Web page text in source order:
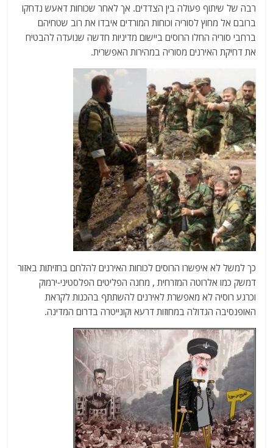
רבה של שיתוף פעולה בין הצדדים. אך לאחר שכוחות דאעש נדחקו
ברובם אל מחוץ לסוריה וכוחות המורדים איבדו את רוב שטחיהם
ברחבי סוריה החלו הרוסים ביישום מדיניות חדשה שנועדה להבטיח
את דחיקת האירנים מסוריה במהירות האפשרית.
כך למשל לא איפשרו הרוסים לכוחות האירנים להלחם בחזיתות באזור
דמשק כמו אלרוטה המזרחית , מחנה הפליטים הפלסטיני-ירמוק
וכרגע רוסיה לא מאפשרת לאירנים להשתתף בהכנות לקראת
האופנסיבה הגדולה במחוזות דרעא וקונייטרה בדרום המדינה.